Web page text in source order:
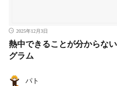
2025年12月3日
熱中できることが分からな
グラム
パト